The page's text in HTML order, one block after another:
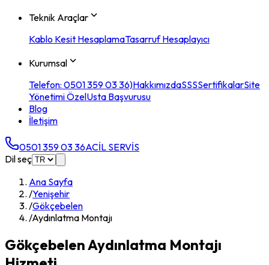
Teknik Araçlar
Kablo Kesit HesaplamaTasarruf Hesaplayıcı
Kurumsal
Telefon: 0501 359 03 36)HakkımızdaSSSSertifikalarSite
Yönetimi ÖzelUsta Başvurusu
Blog
İletişim
0501 359 03 36ACİL SERVİS
Dil seç
Ana Sayfa
/Yenişehir
/Gökçebelen
/Aydınlatma Montajı
GökçebelenAydınlatma Montajı